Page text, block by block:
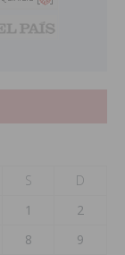
S
D
1
2
8
9